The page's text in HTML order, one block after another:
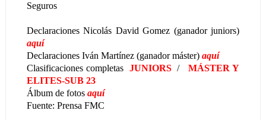
Seguros
Declaraciones Nicolás David Gomez (ganador juniors)
aquí
Declaraciones Iván Martínez (ganador máster) aquí
Clasificaciones completas JUNIORS /MÁSTER Y
ELITES-SUB 23
Álbum de fotos aquí
Fuente: Prensa FMC